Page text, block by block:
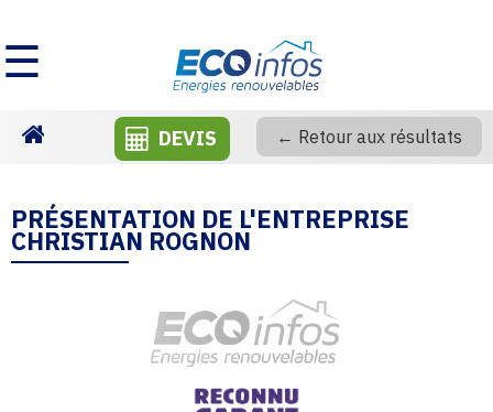
☰
DEVIS ← Retour aux résultats
PRÉSENTATION DE L'ENTREPRISE
CHRISTIAN ROGNON